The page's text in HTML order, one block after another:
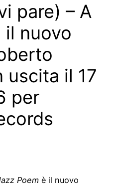
pare) – A
il nuovo
uscita il 17
per
Poem è il nuovo